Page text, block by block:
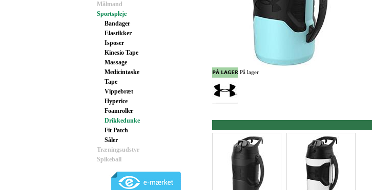
Målmand
Sportspleje
Bandager
Elastikker
Isposer
Kinesio Tape
Massage
Medicintaske
Tape
Vippebræt
Hyperice
Foamroller
Drikkedunke
Fit Patch
Såler
Træningsudstyr
Spikeball
På lager